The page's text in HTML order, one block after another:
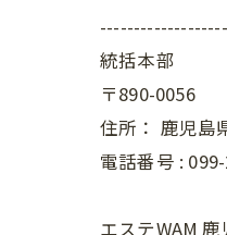
統括本部
〒890-0056
住所： 鹿児島
電話番号 :
エステWAM